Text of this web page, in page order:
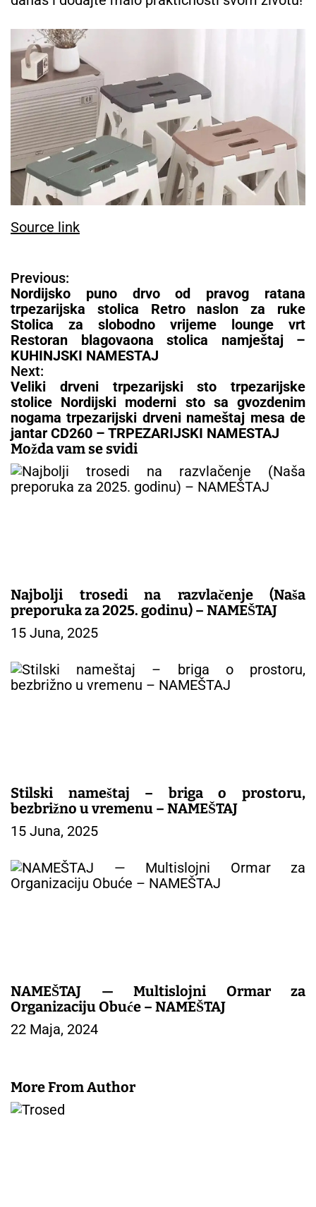
Source link
N
a
v
i
g
a
c
i
j
a
č
l
a
n
a
Previous:
Nordijsko puno drvo od pravog ratana
trpezarijska stolica Retro naslon za ruke
Stolica za slobodno vrijeme lounge vrt
Restoran blagovaona stolica namještaj –
KUHINJSKI NAMESTAJ
Next:
Veliki drveni trpezarijski sto trpezarijske
stolice Nordijski moderni sto sa gvozdenim
nogama trpezarijski drveni nameštaj mesa de
jantar CD260 – TRPEZARIJSKI NAMESTAJ
Možda vam se svidi
Najbolji trosedi na razvlačenje (Naša
preporuka za 2025. godinu) – NAMEŠTAJ
15 Juna, 2025
Stilski nameštaj – briga o prostoru,
bezbrižno u vremenu – NAMEŠTAJ
15 Juna, 2025
NAMEŠTAJ — Multislojni Ormar za
Organizaciju Obuće – NAMEŠTAJ
22 Maja, 2024
More From Author